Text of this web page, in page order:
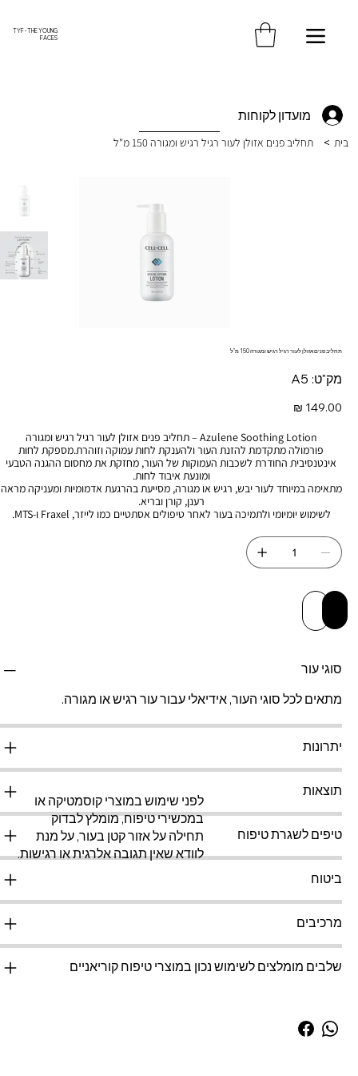
מועדון לקוחות
TYF - THE YOUNG
FACES
בית > תחליב פנים אזולן לעור רגיל רגיש ומגורה 150 מ"ל
תחליב פנים אזולן לעור רגיל רגיש ומגורה 150 מ"ל
מק"ט: מק"ט
A5
A5
מחיר
Azulene Soothing Lotion – תחליב פנים אזולן לעור רגיל רגיש ומגורה
פורמולה מתקדמת להזנת העור ולהענקת לחות עמוקה וזוהרת.מספקת לחות
אינטנסיבית החודרת לשכבות העמוקות של העור, מחזקת את מחסום ההגנה הטבעי
ומונעת איבוד לחות.
מתאימה במיוחד לעור יבש, רגיש או מגורה, מסייעת בהרגעת אדמומיות ומעניקה מראה
רענן, קורן ובריא.
לשימוש יומיומי ולתמיכה בעור לאחר טיפולים אסתטיים כמו לייזר, Fraxel ו-MTS.
סוגי עור
מתאים לכל סוגי העור, אידיאלי עבור עור רגיש או מגורה.
יתרונות
תוצאות
טיפים לשגרת טיפוח
ביטוח
מרכיבים
שלבים מומלצים לשימוש נכון במוצרי טיפוח קוריאניים
לפני שימוש במוצרי קוסמטיקה או
במכשירי טיפוח, מומלץ לבדוק
תחילה על אזור קטן בעור, על מנת
לוודא שאין תגובה אלרגית או רגישות.